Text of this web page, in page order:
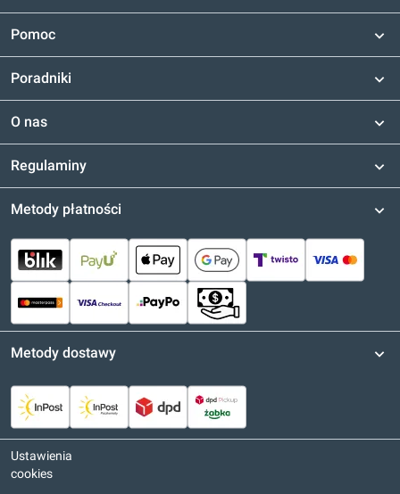
Pomoc
Poradniki
O nas
Regulaminy
Metody płatności
Metody dostawy
Ustawienia
cookies